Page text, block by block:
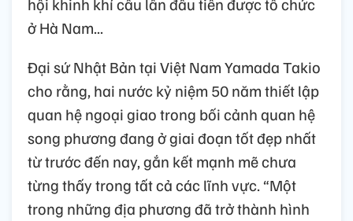
ở Hà Nam...
Đại sứ Nhật Bản tại Việt Nam Yamada Takio
cho rằng, hai nước kỷ niệm 50 năm thiết lập
quan hệ ngoại giao trong bối cảnh quan hệ
song phương đang ở giai đoạn tốt đẹp nhất
từ trước đến nay, gắn kết mạnh mẽ chưa
từng thấy trong tất cả các lĩnh vực. “Một
trong những địa phương đã trở thành hình